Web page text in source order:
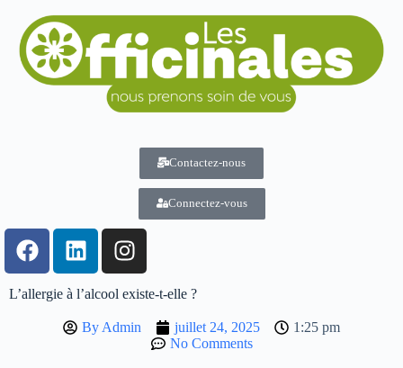
Contactez-nous
Connectez-vous
L’allergie à l’alcool existe-t-elle ?
By Admin juillet 24, 2025
1:25 pm
No Comments